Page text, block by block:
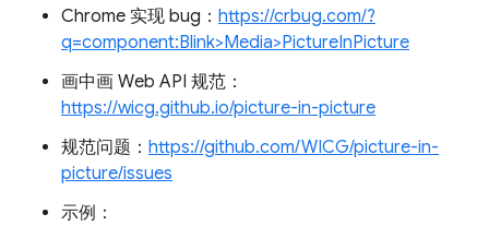
Chrome 实现 bug： https://crbug.com/?
q=component:Blink>Media>PictureInPicture
画中画 Web API 规范：
https://wicg.github.io/picture-in-picture
规范问题： https://github.com/WICG/picture-in-
picture/issues
示例：